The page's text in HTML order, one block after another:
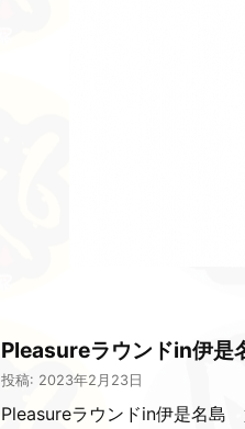
Pleasureラウンドin伊
投稿: 2023年2月23日
Pleasureラウンドin伊是名島